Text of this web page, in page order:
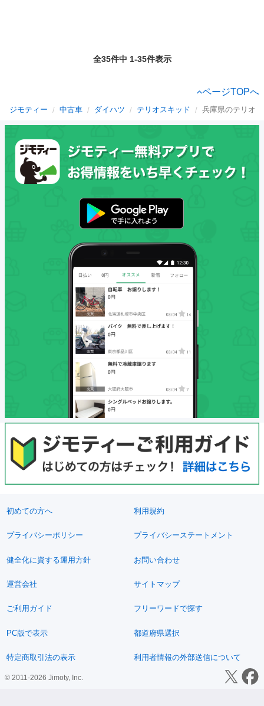
全35件中 1-35件表示
ページTOPへ
ジモティー 中古車 ダイハツ テリオスキッド 兵庫県のテリオ
初めての方へ 利用規約
プライバシーポリシー プライバシーステートメント
健全化に資する運用方針 お問い合わせ
運営会社 サイトマップ
ご利用ガイド フリーワードで探す
PC版で表示 都道府県選択
特定商取引法の表示 利用者情報の外部送信について
© 2011-2026 Jimoty, Inc.